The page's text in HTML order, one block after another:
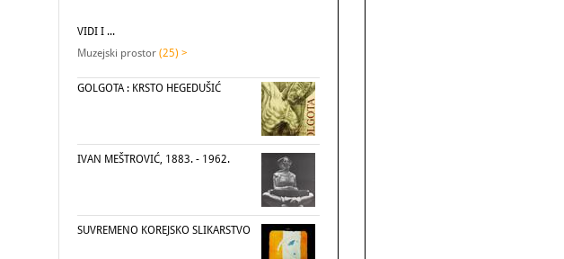
VIDI I ...
Muzejski prostor (25) >
GOLGOTA : KRSTO HEGEDUŠIĆ
IVAN MEŠTROVIĆ, 1883. - 1962.
SUVREMENO KOREJSKO SLIKARSTVO